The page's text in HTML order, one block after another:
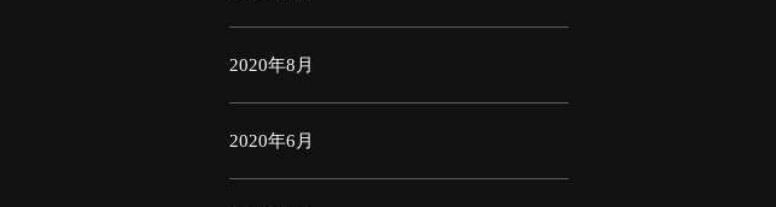
2020年8月
2020年6月